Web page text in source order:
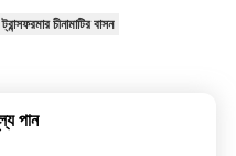
চীনামাটির বাসন
পান